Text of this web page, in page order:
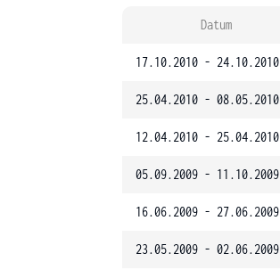
Datum
17.10.2010 - 24.10.2010
25.04.2010 - 08.05.2010
12.04.2010 - 25.04.2010
05.09.2009 - 11.10.2009
16.06.2009 - 27.06.2009
23.05.2009 - 02.06.2009